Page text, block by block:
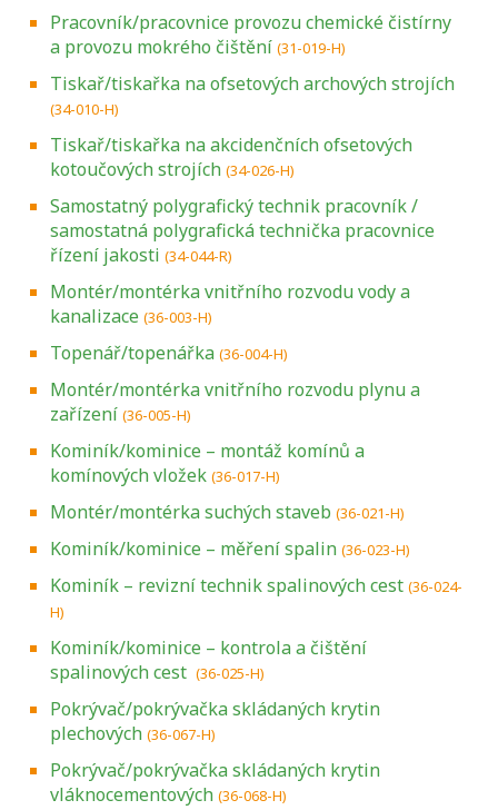
Pracovník/pracovnice provozu chemické čistírny
a provozu mokrého čištění (31-019-H)
Tiskař/tiskařka na ofsetových archových strojích
(34-010-H)
Tiskař/tiskařka na akcidenčních ofsetových
kotoučových strojích (34-026-H)
Samostatný polygrafický technik pracovník /
samostatná polygrafická technička pracovnice
řízení jakosti (34-044-R)
Montér/montérka vnitřního rozvodu vody a
kanalizace (36-003-H)
Topenář/topenářka (36-004-H)
Montér/montérka vnitřního rozvodu plynu a
zařízení (36-005-H)
Kominík/kominice – montáž komínů a
komínových vložek (36-017-H)
Montér/montérka suchých staveb (36-021-H)
Kominík/kominice – měření spalin (36-023-H)
Kominík – revizní technik spalinových cest (36-024-
H)
Kominík/kominice – kontrola a čištění
spalinových cest (36-025-H)
Pokrývač/pokrývačka skládaných krytin
plechových (36-067-H)
Pokrývač/pokrývačka skládaných krytin
vláknocementových (36-068-H)